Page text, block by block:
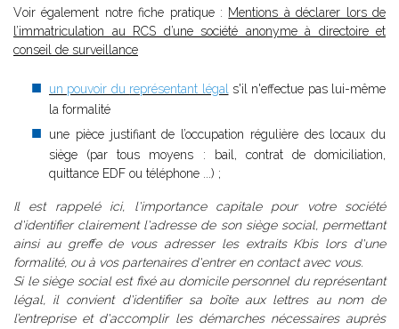
Voir également notre fiche pratique : Mentions à déclarer lors de
l’immatriculation au RCS d’une société anonyme à directoire et
conseil de surveillance
un pouvoir du représentant légal s'il n'effectue pas lui-même
la formalité
une pièce justifiant de l’occupation régulière des locaux du
siège (par tous moyens : bail, contrat de domiciliation,
quittance EDF ou téléphone ...) ;
Il est rappelé ici, l'importance capitale pour votre société
d'identifier clairement l'adresse de son siège social, permettant
ainsi au greffe de vous adresser les extraits Kbis lors d'une
formalité, ou à vos partenaires d'entrer en contact avec vous.
Si le siège social est fixé au domicile personnel du représentant
légal, il convient d'identifier sa boîte aux lettres au nom de
l’entreprise et d'accomplir les démarches nécessaires auprès